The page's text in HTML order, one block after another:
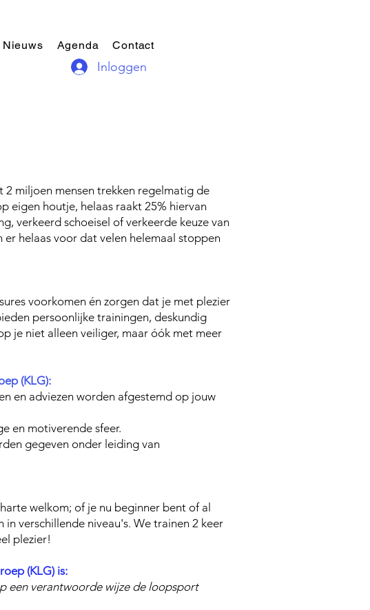
Nieuws Agenda Contact
Inloggen
miljoen mensen trekken regelmatig de
eigen houtje, helaas raakt 25% hiervan
verkeerd schoeisel of verkeerde keuze van
helaas voor dat velen helemaal stoppen
voorkomen én zorgen dat je met plezier
persoonlijke trainingen, deskundig
je niet alleen veiliger, maar óók met meer
(KLG):
en adviezen worden afgestemd op jouw
en motiverende sfeer.
gegeven onder leiding van
welkom; of je nu beginner bent of al
verschillende niveau's. We trainen 2 keer
plezier!
(KLG) is:
een verantwoorde wijze de loopsport